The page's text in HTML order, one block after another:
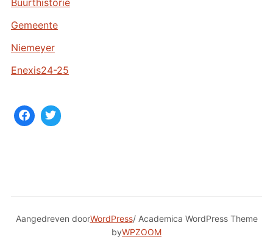
e
n
Gemeente
Niemeyer
Enexis24-25
Aangedreven doorWordPress/ Academica WordPress Theme
byWPZOOM